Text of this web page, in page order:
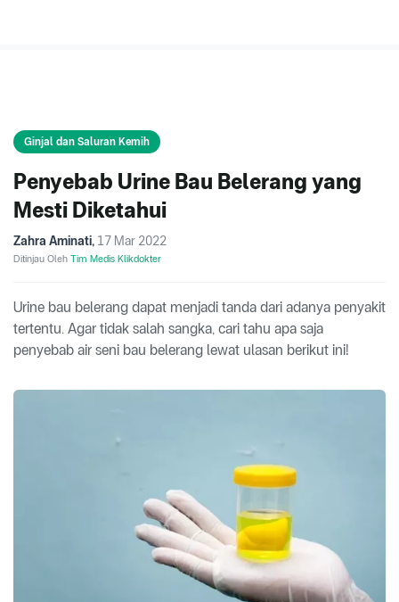
Ginjal dan Saluran Kemih
Penyebab Urine Bau Belerang yang
Mesti Diketahui
Zahra Aminati, 17 Mar 2022
Ditinjau Oleh Tim Medis Klikdokter
Urine bau belerang dapat menjadi tanda dari adanya penyakit
tertentu. Agar tidak salah sangka, cari tahu apa saja
penyebab air seni bau belerang lewat ulasan berikut ini!